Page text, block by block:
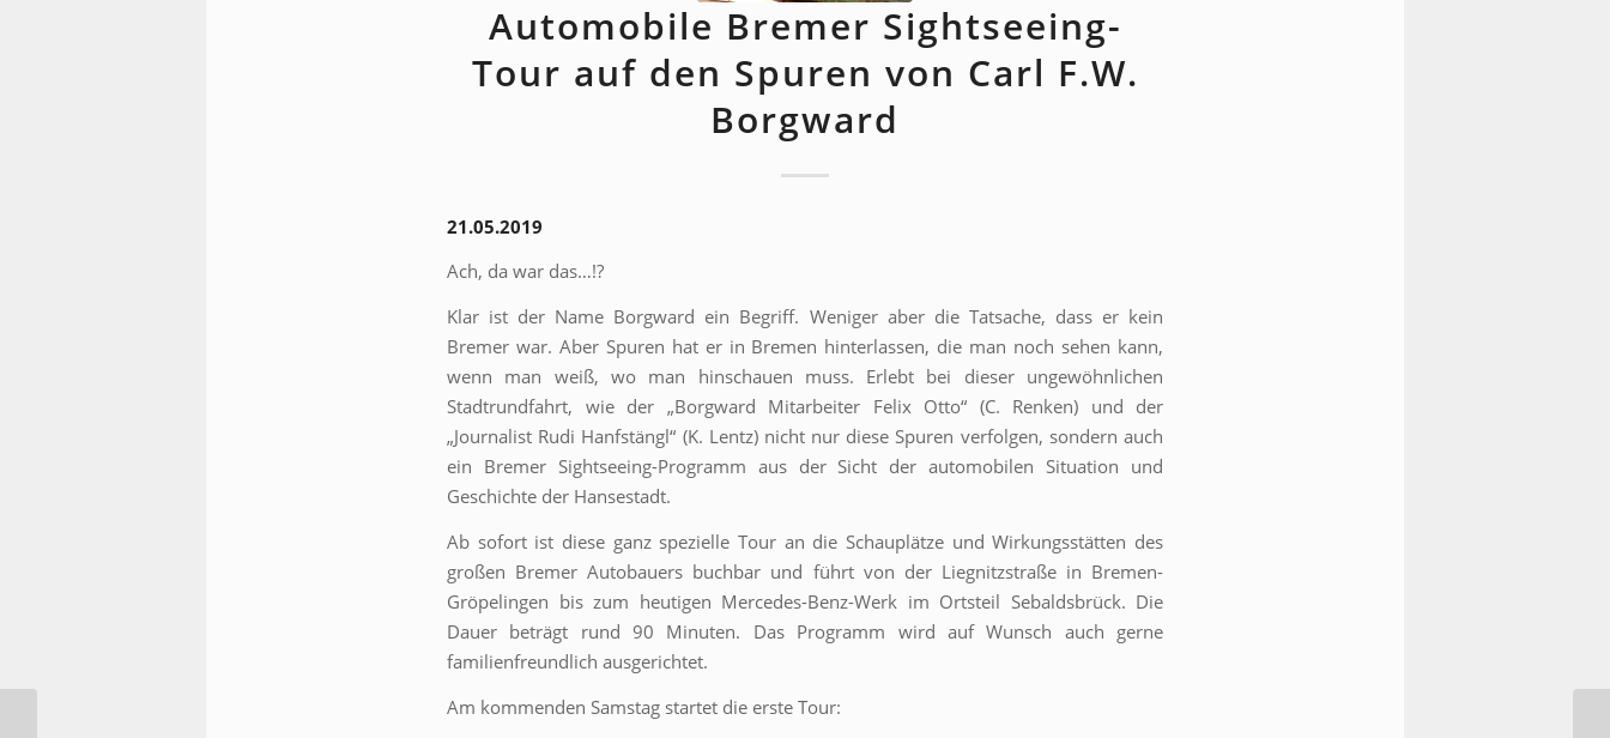
Automobile Bremer Sightseeing-
Tour auf den Spuren von Carl F.W.
Borgward
21.05.2019
Ach, da war das…!?
Klar ist der Name Borgward ein Begriff. Weniger aber die Tatsache, dass er kein
Bremer war. Aber Spuren hat er in Bremen hinterlassen, die man noch sehen kann,
wenn man weiß, wo man hinschauen muss. Erlebt bei dieser ungewöhnlichen
Stadtrundfahrt, wie der „Borgward Mitarbeiter Felix Otto“ (C. Renken) und der
„Journalist Rudi Hanfstängl“ (K. Lentz) nicht nur diese Spuren verfolgen, sondern auch
ein Bremer Sightseeing-Programm aus der Sicht der automobilen Situation und
Geschichte der Hansestadt.
Ab sofort ist diese ganz spezielle Tour an die Schauplätze und Wirkungsstätten des
großen Bremer Autobauers buchbar und führt von der Liegnitzstraße in Bremen-
Gröpelingen bis zum heutigen Mercedes-Benz-Werk im Ortsteil Sebaldsbrück. Die
Dauer beträgt rund 90 Minuten. Das Programm wird auf Wunsch auch gerne
familienfreundlich ausgerichtet.
Am kommenden Samstag startet die erste Tour: